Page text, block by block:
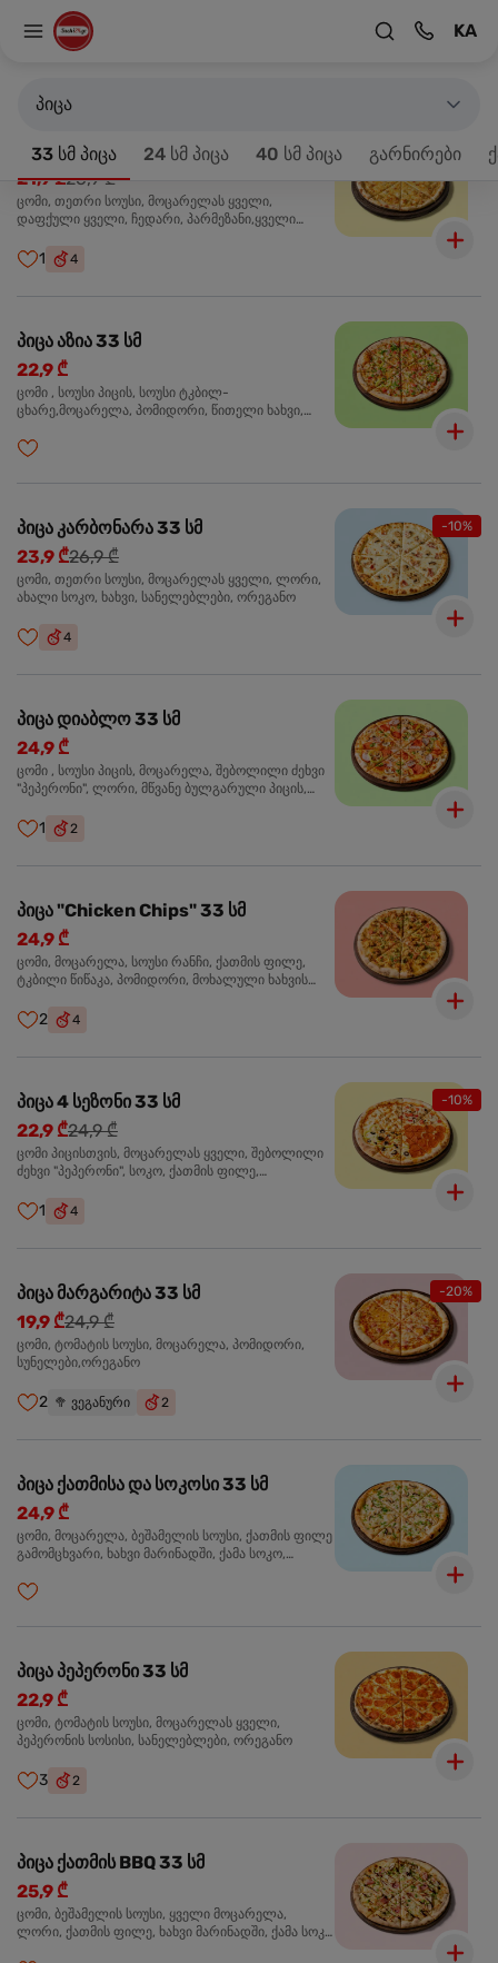
KA
პიცა
33 სმ პიცა 24 სმ პიცა 40 სმ პიცა გარნირები
მთავარზე
-20%
პიცა 4 ყველის 33 სმ
21,9 ₾26,9 ₾
ცომი, თეთრი სოუსი, მოცარელას ყველი,
დაფქული ყველი, ჩედარი, პარმეზანი,ყველი
1 4
პიცა აზია 33 სმ
22,9 ₾
ცომი , სოუსი პიცის, სოუსი ტკბილ-
ცხარე,მოცარელა, პომიდორი, წითელი ხახვი,
სეზამის მარცვლის ნაზავი, ქინძი, ორეგანო
-10%
პიცა კარბონარა 33 სმ
23,9 ₾26,9 ₾
ცომი, თეთრი სოუსი, მოცარელას ყველი, ლორი,
ახალი სოკო, ხახვი, სანელებლები, ორეგანო
4
პიცა დიაბლო 33 სმ
24,9 ₾
ცომი , სოუსი პიცის, მოცარელა, შებოლილი ძეხვი
"პეპერონი", ლორი, მწვანე ბულგარული პიცის,
1 2
პიცა "Chicken Chips" 33 სმ
24,9 ₾
ცომი, მოცარელა, სოუსი რანჩი, ქათმის ფილე,
ტკბილი წიწაკა, პომიდორი, მოხალული ხახვის
2 4
-10%
პიცა 4 სეზონი 33 სმ
22,9 ₾24,9 ₾
ცომი პიცისთვის, მოცარელას ყველი, შებოლილი
ძეხვი "პეპერონი", სოკო, ქათმის ფილე,
1 4
-20%
პიცა მარგარიტა 33 სმ
19,9 ₾24,9 ₾
ცომი, ტომატის სოუსი, მოცარელა, პომიდორი,
სუნელები,ორეგანო
2 🥦 ვეგანური 2
პიცა ქათმისა და სოკოსი 33 სმ
24,9 ₾
ცომი, მოცარელა, ბეშამელის სოუსი, ქათმის ფილე
გამომცხვარი, ხახვი მარინადში, ქამა სოკო,
პიცა პეპერონი 33 სმ
22,9 ₾
ცომი, ტომატის სოუსი, მოცარელას ყველი,
პეპერონის სოსისი, სანელებლები, ორეგანო
3 2
პიცა ქათმის BBQ 33 სმ
25,9 ₾
ცომი, ბეშამელის სოუსი, ყველი მოცარელა,
ლორი, ქათმის ფილე, ხახვი მარინადში, ქამა სოკო